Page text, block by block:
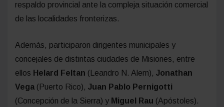
respaldo provincial ante la compleja situación comercial
de las localidades fronterizas.
Además, participaron dirigentes municipales y
concejales de distintas ciudades de Misiones, entre
ellos Helard Feltan (Leandro N. Alem), Jonathan
Vega (Puerto Rico), Juan Pablo Pernigotti
(Concepción de la Sierra) y Miguel Rau (Apóstoles).